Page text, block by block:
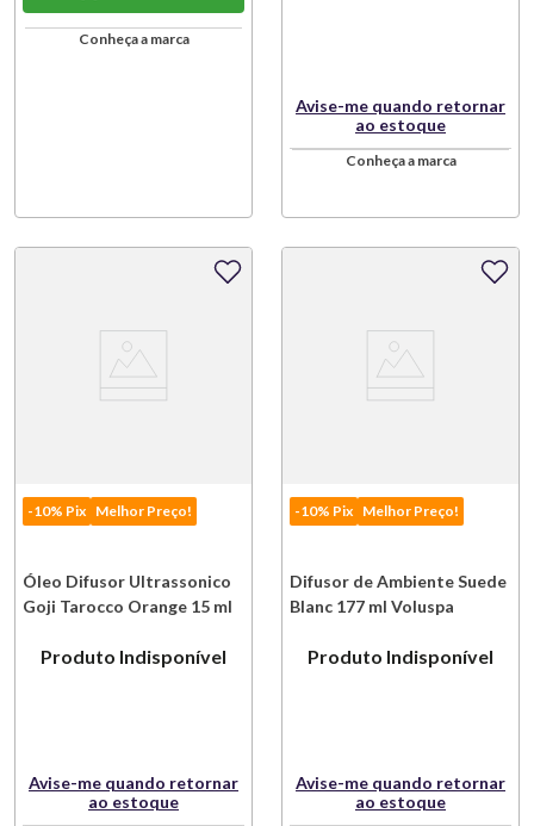
Conheça a marca
Avise-me quando retornar
ao estoque
Conheça a marca
-10% Pix Melhor Preço!
Óleo Difusor Ultrassonico
Goji Tarocco Orange 15 ml
Produto Indisponível
Avise-me quando retornar
ao estoque
-10% Pix Melhor Preço!
Difusor de Ambiente Suede
Blanc 177 ml Voluspa
Produto Indisponível
Avise-me quando retornar
ao estoque